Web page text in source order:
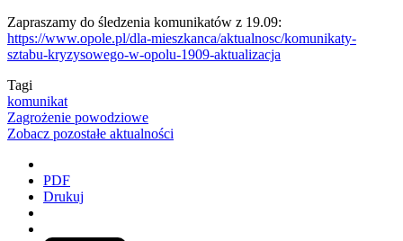
Zapraszamy do śledzenia komunikatów z 19.09:
https://www.opole.pl/dla-mieszkanca/aktualnosc/komunikaty-
sztabu-kryzysowego-w-opolu-1909-aktualizacja
Tagi
komunikat
Zagrożenie powodziowe
Zobacz pozostałe aktualności
PDF
Drukuj